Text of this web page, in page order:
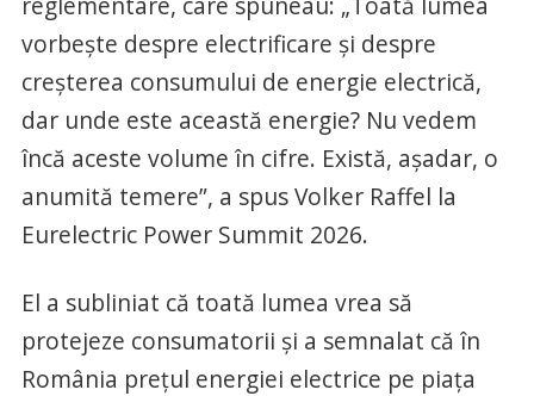
vorbeşte despre electrificare şi despre
creşterea consumului de energie electrică,
dar unde este această energie? Nu vedem
încă aceste volume în cifre. Există, aşadar, o
anumită temere”, a spus Volker Raffel la
Eurelectric Power Summit 2026.
El a subliniat că toată lumea vrea să
protejeze consumatorii şi a semnalat că în
România preţul energiei electrice pe piaţa